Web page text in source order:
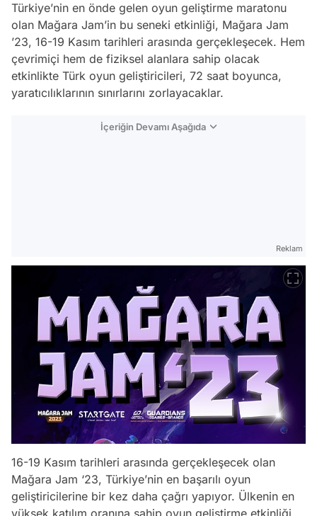
Türkiye’nin en önde gelen oyun geliştirme maratonu
olan Mağara Jam’in bu seneki etkinliği, Mağara Jam
’23, 16-19 Kasım tarihleri arasında gerçekleşecek. Hem
çevrimiçi hem de fiziksel alanlara sahip olacak
etkinlikte Türk oyun geliştiricileri, 72 saat boyunca,
yaratıcılıklarının sınırlarını zorlayacaklar.
İçeriğin Devamı Aşağıda
Reklam
16-19 Kasım tarihleri arasında gerçekleşecek olan
Mağara Jam ‘23, Türkiye’nin en başarılı oyun
geliştiricilerine bir kez daha çağrı yapıyor. Ülkenin en
yüksek katılım oranına sahip oyun geliştirme etkinliği